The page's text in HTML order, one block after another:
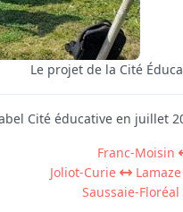
Le projet de la Cité
Cité éducative en juillet
Franc-Moisin
Joliot-Curie
Lamaze
Saussaie-Floréal